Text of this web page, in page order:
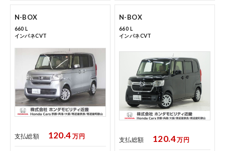
N-BOX
660 L
インパネCVT
支払総額 120.4 万円
N-BOX
660 L
インパネCVT
支払総額 120.4万円